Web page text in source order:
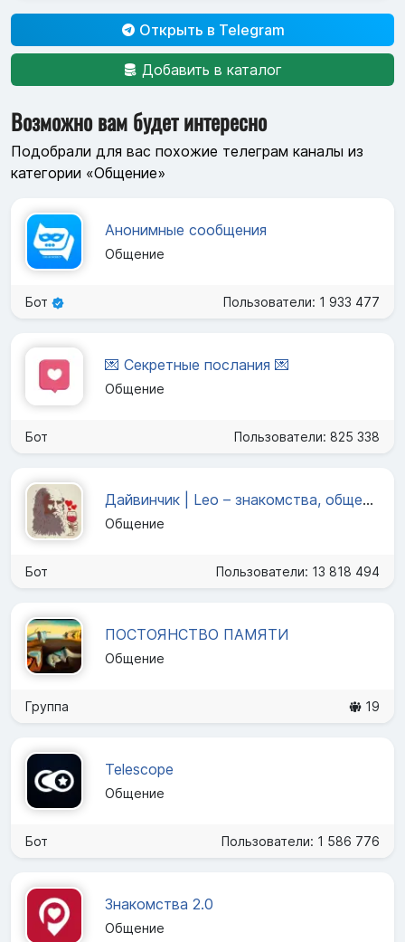
Открыть в Telegram
Добавить в каталог
Возможно вам будет интересно
Подобрали для вас похожие телеграм каналы из
категории «Общение»
Анонимные сообщения
Общение
Бот Пользователи: 1 933 477
💌 Секретные послания 💌
Общение
Бот Пользователи: 825 338
Дайвинчик | Leo – знакомства, общение и новые друзья
Общение
Бот Пользователи: 13 818 494
ПОСТОЯНСТВО ПАМЯТИ
Общение
Группа 19
Telescope
Общение
Бот Пользователи: 1 586 776
Знакомства 2.0
Общение